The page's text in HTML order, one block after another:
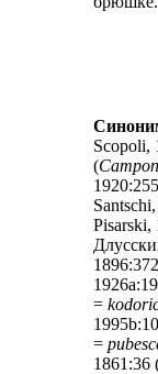
Scopoli,
(
Pisarski,
=
=
1861:36